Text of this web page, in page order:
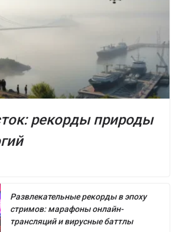
рекорды природы
Развлекательные рекорды в эпоху
стримов: марафоны онлайн-
трансляций и вирусные баттлы